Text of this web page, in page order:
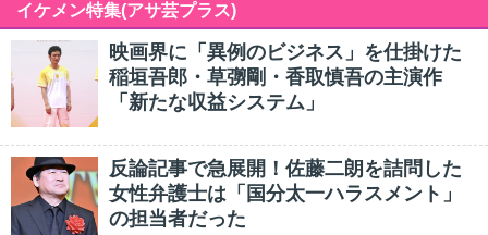
イケメン特集(アサ芸プラス)
映画界に「異例のビジネス」を仕掛けた
稲垣吾郎・草彅剛・香取慎吾の主演作
「新たな収益システム」
反論記事で急展開！佐藤二朗を詰問した
女性弁護士は「国分太一ハラスメント」
の担当者だった